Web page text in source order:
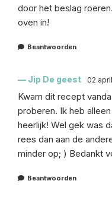
door het beslag
oven in!
Beantwoorden
Jip De geest 02
Kwam dit recept
proberen. Ik heb
heerlijk! Wel gek was
rees dan aan de
minder op; ) Bedankt
Beantwoorden